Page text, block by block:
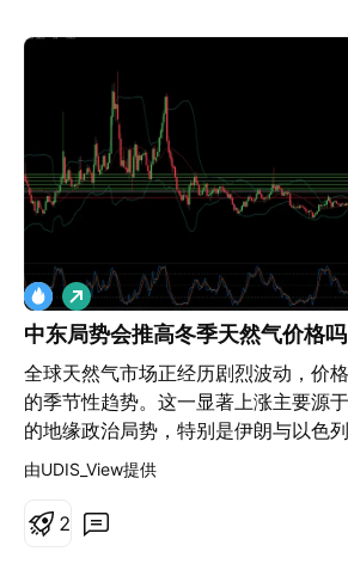
然而，这种供应过剩造成了一个悖论
持着前所未有的产量，但随着区域市
波动性却在加剧。卡塔尔的生产中断
价格；东京的寒流会影响柏林的制造
急剧升级，管道已成为合法的军事目
网络攻击已产业化，传统联盟在制裁
通过阿塞拜疆向欧洲输送天然气，体
成为战略博弈的舞台。 技术既加速了
人工智能现在驱动着勘探决策和交易
逻甲烷泄漏。然而，该行业面临着生
黑客瞄准控制系统，全球碳排放法规
济影响日益迫近。资本纪律已取代了
条心态，生产商优先考虑利润率而非
缘政治紧张局势和技术转型的融合创
性就是“极端不确定性”的市场，这使
时候都更加丰富，同时也更加动荡。
中东局势会推高冬季天然气价格吗
全球天然气市场正经历剧烈波动，价
的季节性趋势。这一显著上涨主要源
的地缘政治局势，特别是伊朗与以色
级，以及美国可能直接军事介入的潜
绪，推动天然气价格向关键价位迈进
做
多
由UDIS_View提供
2